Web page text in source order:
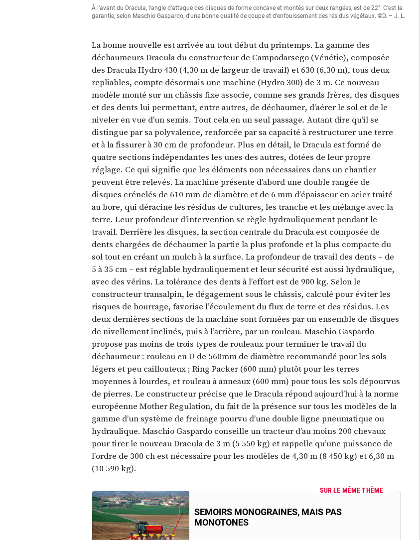
À l’avant du Dracula, l’angle d’attaque des disques de forme concave et montés sur deux rangées, est de 22°. C’est la
garantie, selon Maschio Gaspardo, d’une bonne qualité de coupe et d’enfouissement des résidus végétaux. ©D. – J. L.
La bonne nouvelle est arrivée au tout début du printemps. La gamme des
déchaumeurs Dracula du constructeur de Campodarsego (Vénétie), composée
des Dracula Hydro 430 (4,30 m de largeur de travail) et 630 (6,30 m), tous deux
repliables, compte désormais une machine (Hydro 300) de 3 m. Ce nouveau
modèle monté sur un châssis fixe associe, comme ses grands frères, des disques
et des dents lui permettant, entre autres, de déchaumer, d’aérer le sol et de le
niveler en vue d’un semis. Tout cela en un seul passage. Autant dire qu’il se
distingue par sa polyvalence, renforcée par sa capacité à restructurer une terre
et à la fissurer à 30 cm de profondeur. Plus en détail, le Dracula est formé de
quatre sections indépendantes les unes des autres, dotées de leur propre
réglage. Ce qui signifie que les éléments non nécessaires dans un chantier
peuvent être relevés. La machine présente d’abord une double rangée de
disques crénelés de 610 mm de diamètre et de 6 mm d’épaisseur en acier traité
au bore, qui déracine les résidus de cultures, les tranche et les mélange avec la
terre. Leur profondeur d’intervention se règle hydrauliquement pendant le
travail. Derrière les disques, la section centrale du Dracula est composée de
dents chargées de déchaumer la partie la plus profonde et la plus compacte du
sol tout en créant un mulch à la surface. La profondeur de travail des dents – de
5 à 35 cm – est réglable hydrauliquement et leur sécurité est aussi hydraulique,
avec des vérins. La tolérance des dents à l’effort est de 900 kg. Selon le
constructeur transalpin, le dégagement sous le châssis, calculé pour éviter les
risques de bourrage, favorise l’écoulement du flux de terre et des résidus. Les
deux dernières sections de la machine sont formées par un ensemble de disques
de nivellement inclinés, puis à l’arrière, par un rouleau. Maschio Gaspardo
propose pas moins de trois types de rouleaux pour terminer le travail du
déchaumeur : rouleau en U de 560mm de diamètre recommandé pour les sols
légers et peu caillouteux ; Ring Packer (600 mm) plutôt pour les terres
moyennes à lourdes, et rouleau à anneaux (600 mm) pour tous les sols dépourvus
de pierres. Le constructeur précise que le Dracula répond aujourd’hui à la norme
européenne Mother Regulation, du fait de la présence sur tous les modèles de la
gamme d’un système de freinage pourvu d’une double ligne pneumatique ou
hydraulique. Maschio Gaspardo conseille un tracteur d’au moins 200 chevaux
pour tirer le nouveau Dracula de 3 m (5 550 kg) et rappelle qu’une puissance de
l’ordre de 300 ch est nécessaire pour les modèles de 4,30 m (8 450 kg) et 6,30 m
(10 590 kg).
SUR LE MÊME THÈME
SEMOIRS MONOGRAINES, MAIS PAS
MONOTONES